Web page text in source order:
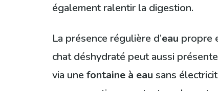
également ralentir la digestion.
La présence régulière d’eau propre
chat déshydraté peut aussi
via une fontaine à eau sans